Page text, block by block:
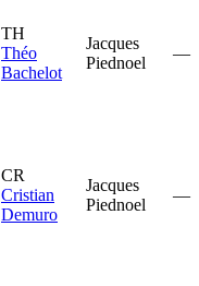
TH
Théo
Bachelot
Jacques
Piednoel
—
CR
Cristian
Demuro
Jacques
Piednoel
—